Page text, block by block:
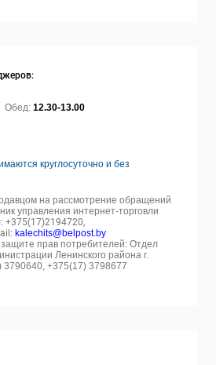
Обед: 12.30-13.00
круглосуточно и без
на рассмотрение обращений
управления интернет-торговли
+375(17)2194720,
kalechits@belpost.by
прав потребителей: Отдел
Ленинского района г.
3790640, +375(17) 3798677